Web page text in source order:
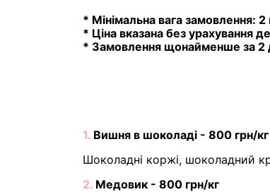
* Мінімальна вага замовлення: 2
* Ціна вказана без урахування
* Замовлення щонайменше за 2
1. Вишня в шоколаді - 800 грн/кг
Шоколадні коржі, шоколадний
2. Медовик - 800 грн/кг